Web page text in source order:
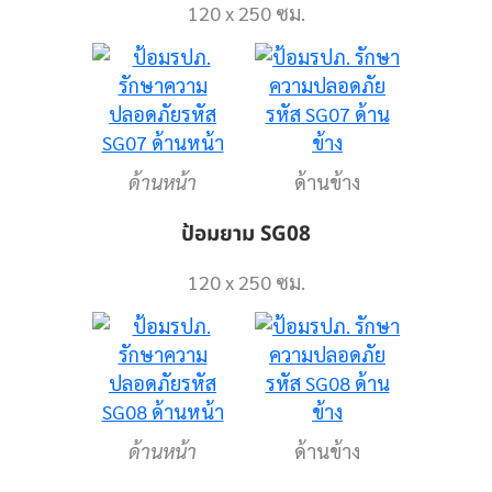
120 x 250 ซม.
ด้านหน้า ด้านข้าง
ป้อมยาม SG08
120 x 250 ซม.
ด้านหน้า ด้านข้าง